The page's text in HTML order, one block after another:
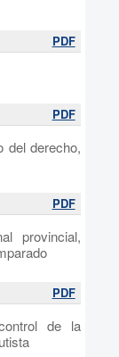
PDF
PDF
del derecho,
PDF
provincial,
PDF
de la